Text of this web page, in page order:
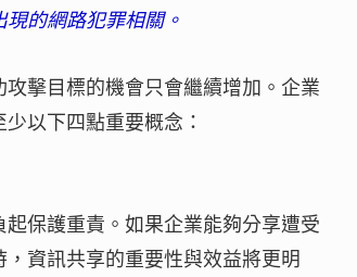
的網路犯罪相關。
擊目標的機會只會繼續增加。企業
以下四點重要概念：
保護重責。如果企業能夠分享遭受
資訊共享的重要性與效益將更明